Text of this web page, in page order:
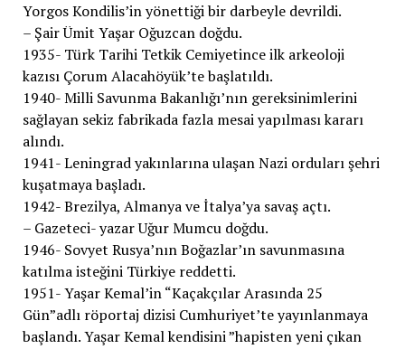
Yorgos Kondilis’in yönettiği bir darbeyle devrildi.
– Şair Ümit Yaşar Oğuzcan doğdu.
1935- Türk Tarihi Tetkik Cemiyetince ilk arkeoloji
kazısı Çorum Alacahöyük’te başlatıldı.
1940- Milli Savunma Bakanlığı’nın gereksinimlerini
sağlayan sekiz fabrikada fazla mesai yapılması kararı
alındı.
1941- Leningrad yakınlarına ulaşan Nazi orduları şehri
kuşatmaya başladı.
1942- Brezilya, Almanya ve İtalya’ya savaş açtı.
– Gazeteci- yazar Uğur Mumcu doğdu.
1946- Sovyet Rusya’nın Boğazlar’ın savunmasına
katılma isteğini Türkiye reddetti.
1951- Yaşar Kemal’in “Kaçakçılar Arasında 25
Gün”adlı röportaj dizisi Cumhuriyet’te yayınlanmaya
başlandı. Yaşar Kemal kendisini ”hapisten yeni çıkan